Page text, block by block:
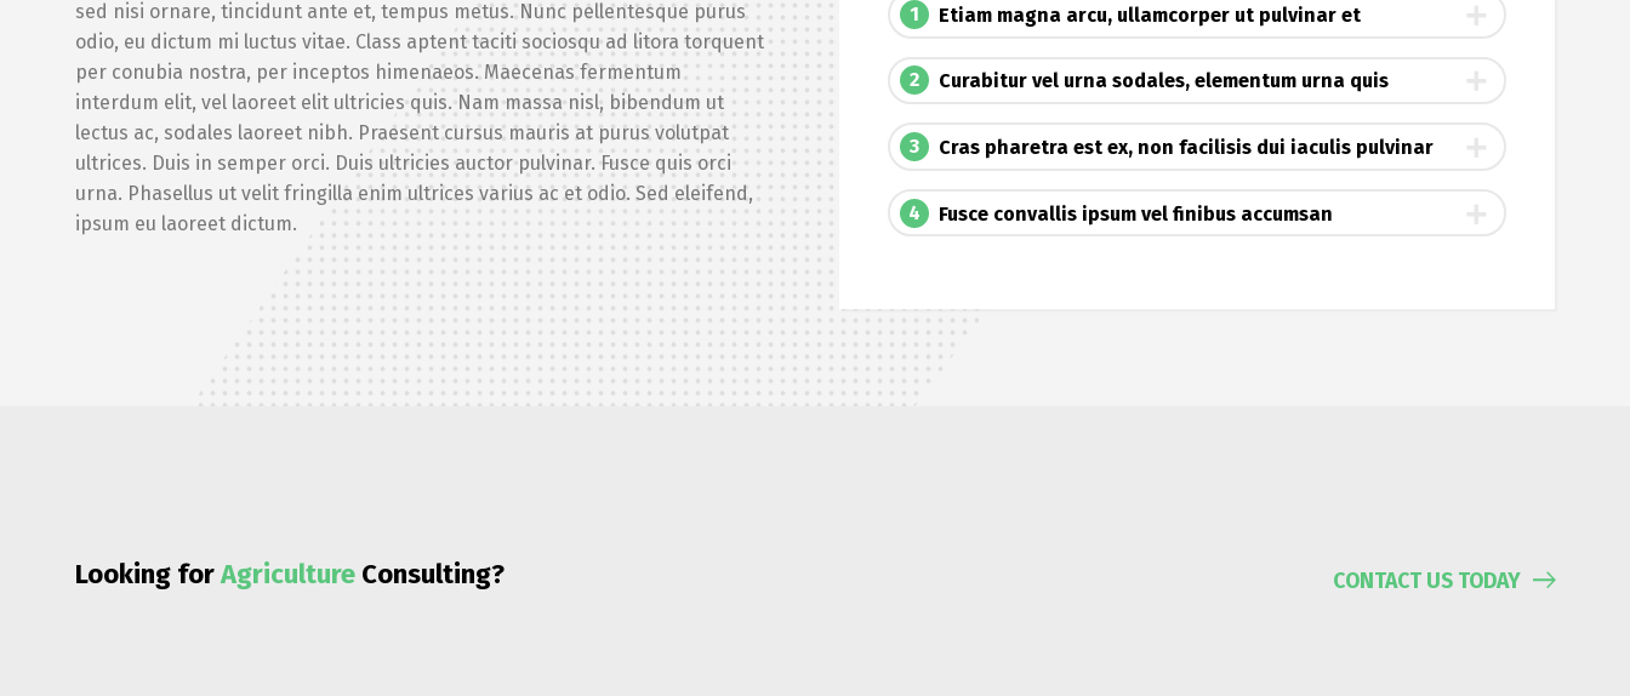
sed nisi ornare, tincidunt ante et, tempus metus. Nunc pellentesque purus
odio, eu dictum mi luctus vitae. Class aptent taciti sociosqu ad litora torquent
per conubia nostra, per inceptos himenaeos. Maecenas fermentum
interdum elit, vel laoreet elit ultricies quis. Nam massa nisl, bibendum ut
lectus ac, sodales laoreet nibh. Praesent cursus mauris at purus volutpat
ultrices. Duis in semper orci. Duis ultricies auctor pulvinar. Fusce quis orci
urna. Phasellus ut velit fringilla enim ultrices varius ac et odio. Sed eleifend,
ipsum eu laoreet dictum.
1 Etiam magna arcu, ullamcorper ut pulvinar et
2 Curabitur vel urna sodales, elementum urna quis
3 Cras pharetra est ex, non facilisis dui iaculis pulvinar
4 Fusce convallis ipsum vel finibus accumsan
Looking forAgriculture Consulting? CONTACT US TODAY